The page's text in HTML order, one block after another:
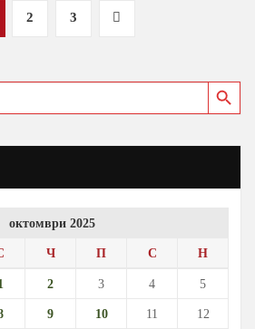
2 3
Search Button
октомври 2025
Ч П С Н
2 3 4 5
9 10 11 12